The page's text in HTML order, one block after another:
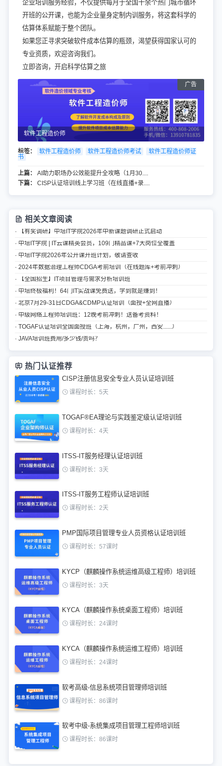
企业培训服务经验，不仅提供每月于全国十余个热门城市循环
开班的公开课，也能为企业量身定制内训服务，将这套科学的
估算体系赋能于整个团队。
如果您正寻求突破软件成本估算的瓶颈，渴望获得国家认可的
专业资质，欢迎咨询我们。
立即咨询，开启科学估算之旅
软件工程造价师
标签： 软件工程造价师 软件工程造价师考试 软件工程造价师证
书
上篇：
AI助力职场办公效能提升全攻略（1月30....
下篇：
CISP认证培训线上学习班（在线直播+录....
相关文章阅读
· 【有奖调研】中培IT学院2026年中新课题调研正式启动
· 中培IT学院 | IT云课精英会员，109门精品课+7大岗位全覆盖
· 中培IT学院2026年公开课开班计划，敬请查收
· 2024年数据治理工程师CDGA考前培训（在线题库+考前冲刺）
· 【全国招生】IT项目管理与需求分析培训班
· 中培终极福利！64门IT实战课免费送，学到就是赚到！
· 北京7月29-31日CDGA&CDMP认证培训（面授+全网直播）
· 中级网络工程师培训班：12晚考前冲刺！送备考资料！
· TOGAF认证培训全国面授班（上海，杭州，广州，西安......）
· JAVA培训班费用/多少钱/贵吗？
热门认证推荐
CISP注册信息安全专业人员认证培训班
课程时长：5天
TOGAF®EA理论与实践鉴定级认证培训班
课程时长：4天
ITSS-IT服务经理认证培训班
课程时长：3天
ITSS-IT服务工程师认证培训班
课程时长：2天
PMP国际项目管理专业人员资格认证培训班
课程时长：57课时
KYCP（麒麟操作系统运维高级工程师）培训班
课程时长：3天
KYCA（麒麟操作系统桌面工程师）培训班
课程时长：24课时
KYCA（麒麟操作系统运维工程师）培训班
课程时长：24课时
软考高级-信息系统项目管理师培训班
课程时长：86课时
软考中级-系统集成项目管理工程师培训班
课程时长：86课时